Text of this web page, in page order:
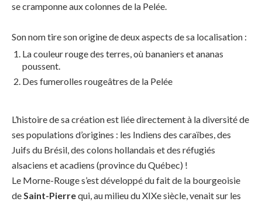
se cramponne aux colonnes de la Pelée.
Son nom tire son origine de deux aspects de sa localisation :
La couleur rouge des terres, où bananiers et ananas
poussent.
Des fumerolles rougeâtres de la Pelée
L’histoire de sa création est liée directement à la diversité de
ses populations d’origines : les Indiens des caraïbes, des
Juifs du Brésil, des colons hollandais et des réfugiés
alsaciens et acadiens (province du Québec) !
Le Morne-Rouge s’est développé du fait de la bourgeoisie
deSaint-Pierrequi, au milieu du XIXe siècle, venait sur les